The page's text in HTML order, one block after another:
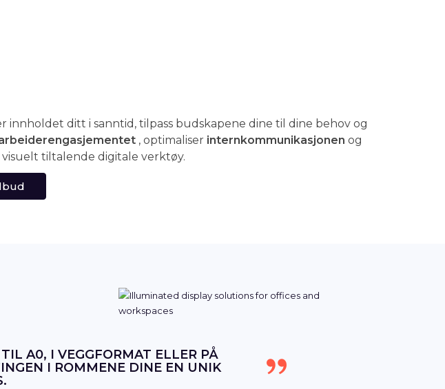
innholdet ditt i sanntid, tilpass budskapene dine til dine behov og
, optimaliser internkommunikasjonen og
tiltalende digitale verktøy.
A0, I VEGGFORMAT ELLER PÅ
I ROMMENE DINE EN UNIK